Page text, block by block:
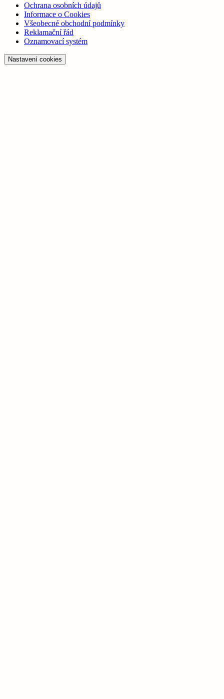
Ochrana osobních údajů
Informace o Cookies
Všeobecné obchodní podmínky
Reklamační řád
Oznamovací systém
Nastavení cookies